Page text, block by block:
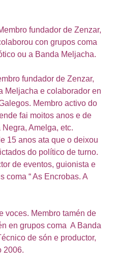
fundador de Zenzar,
con grupos coma
ou a Banda Meljacha.
fundador de Zenzar,
Meljacha e colaborador en
Membro activo do
fai moitos anos e de
Amelga, etc.
15 anos ata que o deixou
do político de turno.
de eventos, guionista e
coma “ As Encrobas. A
voces. Membro tamén de
en grupos coma A Banda
de són e productor,
2006.